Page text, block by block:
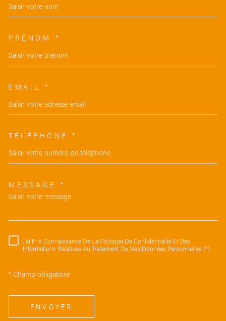
PRÉNOM *
EMAIL *
TÉLÉPHONE *
MESSAGE *
RÈGLEMENTATION
J'ai Pris Connaissance De La Politique De Confidentialité Et Des
Informations Relatives Au Traitement De Mes Données Personnelles (*)
* Champ obligatoire
ENVOYER